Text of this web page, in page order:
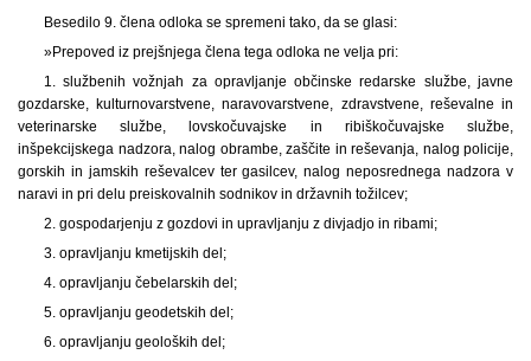
Besedilo 9. člena odloka se spremeni tako, da se glasi:
»Prepoved iz prejšnjega člena tega odloka ne velja pri:
1. službenih vožnjah za opravljanje občinske redarske službe, javne
gozdarske, kulturnovarstvene, naravovarstvene, zdravstvene, reševalne in
veterinarske službe, lovskočuvajske in ribiškočuvajske službe,
inšpekcijskega nadzora, nalog obrambe, zaščite in reševanja, nalog policije,
gorskih in jamskih reševalcev ter gasilcev, nalog neposrednega nadzora v
naravi in pri delu preiskovalnih sodnikov in državnih tožilcev;
2. gospodarjenju z gozdovi in upravljanju z divjadjo in ribami;
3. opravljanju kmetijskih del;
4. opravljanju čebelarskih del;
5. opravljanju geodetskih del;
6. opravljanju geoloških del;